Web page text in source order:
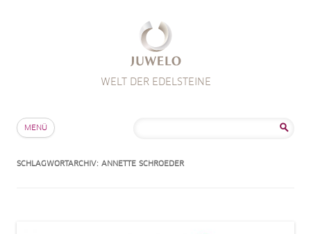
WELT DER EDELSTEINE
MENÜ
SCHLAGWORTARCHIV: ANNETTE SCHROEDER